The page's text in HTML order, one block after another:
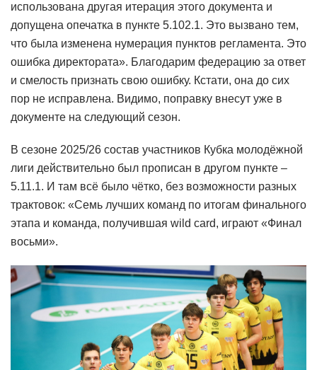
использована другая итерация этого документа и
допущена опечатка в пункте 5.102.1. Это вызвано тем,
что была изменена нумерация пунктов регламента. Это
ошибка директората». Благодарим федерацию за ответ
и смелость признать свою ошибку. Кстати, она до сих
пор не исправлена. Видимо, поправку внесут уже в
документе на следующий сезон.
В сезоне 2025/26 состав участников Кубка молодёжной
лиги действительно был прописан в другом пункте –
5.11.1. И там всё было чётко, без возможности разных
трактовок: «Семь лучших команд по итогам финального
этапа и команда, получившая wild сard, играют «Финал
восьми».